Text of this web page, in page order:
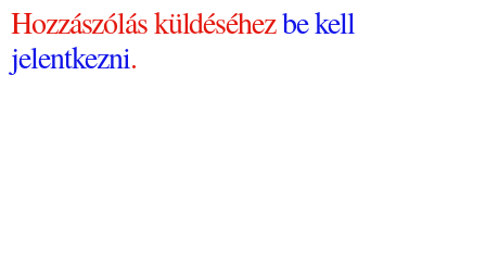
Hozzászólás küldéséhezbe kell
jelentkezni.